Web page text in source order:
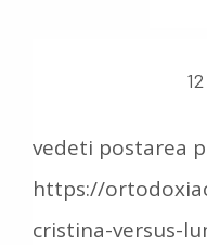
vedeti postarea
https://
cristina-versus-